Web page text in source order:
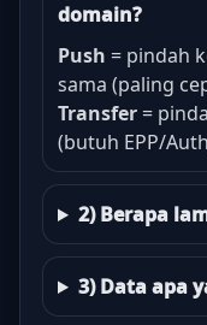
domain?
Push = pindah
sama (paling
Transfer =
(butuh EPP/
2) Berapa
3) Data apa